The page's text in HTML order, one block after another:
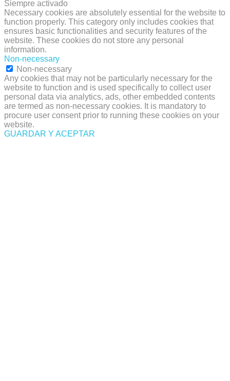
Siempre activado
Necessary cookies are absolutely essential for the website to
function properly. This category only includes cookies that
ensures basic functionalities and security features of the
website. These cookies do not store any personal
information.
Non-necessary
Non-necessary
Any cookies that may not be particularly necessary for the
website to function and is used specifically to collect user
personal data via analytics, ads, other embedded contents
are termed as non-necessary cookies. It is mandatory to
procure user consent prior to running these cookies on your
website.
GUARDAR Y ACEPTAR